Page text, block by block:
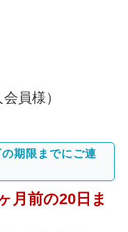
員様）
期限までにご連
月前の20日ま